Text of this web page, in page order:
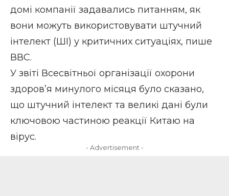
домі компанії задавались питанням, як
вони можуть використовувати штучний
інтелект (ШІ) у критичних ситуаціях, пише
ВВС.
У звіті Всесвітньої організації охорони
здоров’я минулого місяця було сказано,
що штучний інтелект та великі дані були
ключовою частиною реакції Китаю на
вірус.
- Advertisement -